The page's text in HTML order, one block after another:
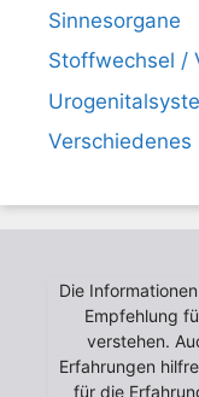
Sinnesorgane
Stoffwechsel /
Verschiedenes
Die
Empfehlung
verstehen.
Erfahrungen
für die